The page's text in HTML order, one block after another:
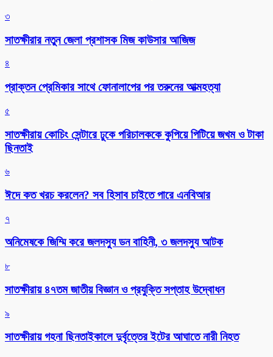
৩
সাতক্ষীরার নতুন জেলা প্রশাসক মিজ কাউসার আজিজ
৪
প্রাক্তন প্রেমিকার সাথে ফোনালাপের পর তরুনের আত্মহত্যা
৫
সাতক্ষীরায় কোচিং সেন্টারে ঢুকে পরিচালককে কুপিয়ে পিটিয়ে জখম ও টাকা
ছিনতাই
৬
ঈদে কত খরচ করলেন? সব হিসাব চাইতে পারে এনবিআর
৭
অনিমেষকে জিম্মি করে জলদস্যু ডন বাহিনী, ৩ জলদস্যু আটক
৮
সাতক্ষীরায় ৪৭তম জাতীয় বিজ্ঞান ও প্রযুক্তি সপ্তাহ উদ্বোধন
৯
সাতক্ষীরায় গহনা ছিনতাইকালে দুর্বৃত্তের ইটের আঘাতে নারী নিহত